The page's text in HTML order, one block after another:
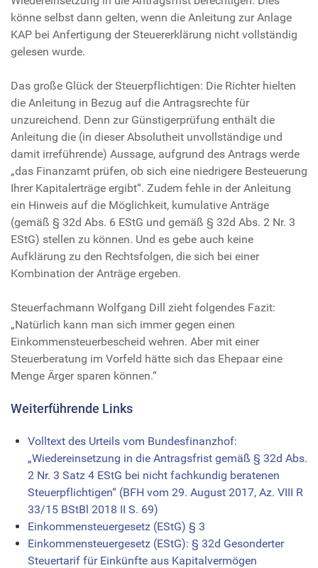
könne selbst dann gelten, wenn die Anleitung zur Anlage
KAP bei Anfertigung der Steuererklärung nicht vollständig
gelesen wurde.
Das große Glück der Steuerpflichtigen: Die Richter hielten
die Anleitung in Bezug auf die Antragsrechte für
unzureichend. Denn zur Günstigerprüfung enthält die
Anleitung die (in dieser Absolutheit unvollständige und
damit irreführende) Aussage, aufgrund des Antrags werde
„das Finanzamt prüfen, ob sich eine niedrigere Besteuerung
Ihrer Kapitalerträge ergibt“. Zudem fehle in der Anleitung
ein Hinweis auf die Möglichkeit, kumulative Anträge
(gemäß § 32d Abs. 6 EStG und gemäß § 32d Abs. 2 Nr. 3
EStG) stellen zu können. Und es gebe auch keine
Aufklärung zu den Rechtsfolgen, die sich bei einer
Kombination der Anträge ergeben.
Steuerfachmann Wolfgang Dill zieht folgendes Fazit:
„Natürlich kann man sich immer gegen einen
Einkommensteuerbescheid wehren. Aber mit einer
Steuerberatung im Vorfeld hätte sich das Ehepaar eine
Menge Ärger sparen können.“
Weiterführende Links
Volltext des Urteils vom Bundesfinanzhof:
„Wiedereinsetzung in die Antragsfrist gemäß § 32d Abs.
2 Nr. 3 Satz 4 EStG bei nicht fachkundig beratenen
Steuerpflichtigen“ (BFH vom 29. August 2017, Az. VIII R
33/15 BStBl 2018 II S. 69)
Einkommensteuergesetz (EStG) § 3
Einkommensteuergesetz (EStG): § 32d Gesonderter
Steuertarif für Einkünfte aus Kapitalvermögen